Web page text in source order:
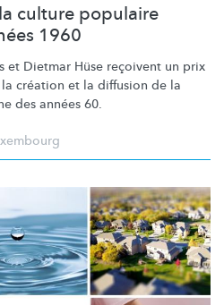
culture populaire
1960
et Dietmar Hüse reçoivent un prix
création et la diffusion de la
des années 60.